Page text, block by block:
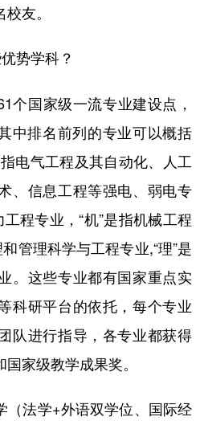
友。
势学科？
个国家级一流专业建设点，
中排名前列的专业可以概括
电气工程及其自动化、人工
、信息工程等强电、弱电专
程专业，“机”是指机械工程
管理科学与工程专业,“理”是
。这些专业都有国家重点实
科研平台的依托，每个专业
队进行指导，各专业都获得
家级教学成果奖。
（法学+外语双学位、国际经